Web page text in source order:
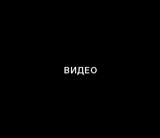
ВИДЕО